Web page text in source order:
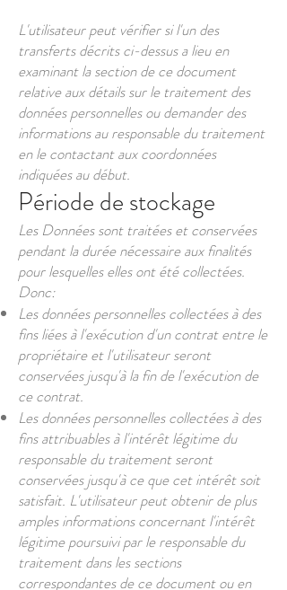
L'utilisateur peut vérifier si l'un des
transferts décrits ci-dessus a lieu en
examinant la section de ce document
relative aux détails sur le traitement des
données personnelles ou demander des
informations au responsable du traitement
en le contactant aux coordonnées
indiquées au début.
Période de stockage
Les Données sont traitées et conservées
pendant la durée nécessaire aux finalités
pour lesquelles elles ont été collectées.
Donc:
Les données personnelles collectées à des
fins liées à l'exécution d'un contrat entre le
propriétaire et l'utilisateur seront
conservées jusqu'à la fin de l'exécution de
ce contrat.
Les données personnelles collectées à des
fins attribuables à l'intérêt légitime du
responsable du traitement seront
conservées jusqu'à ce que cet intérêt soit
satisfait. L'utilisateur peut obtenir de plus
amples informations concernant l'intérêt
légitime poursuivi par le responsable du
traitement dans les sections
correspondantes de ce document ou en